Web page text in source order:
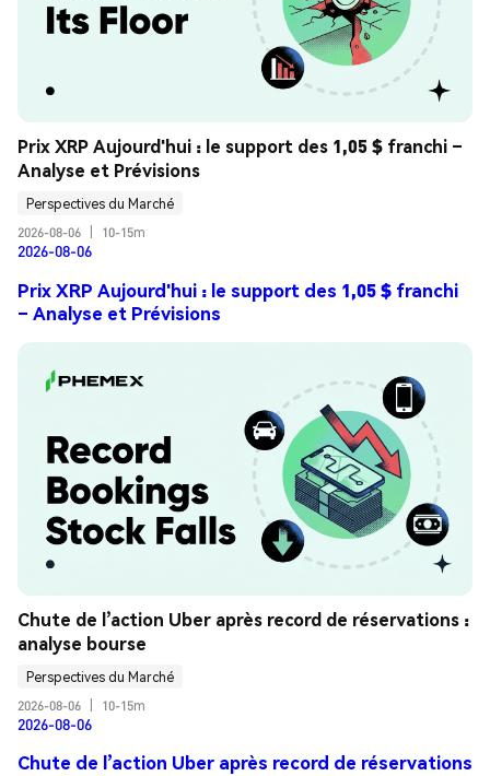
Prix XRP Aujourd'hui : le support des 1,05 $ franchi –
Analyse et Prévisions
Perspectives du Marché
2026-08-06
10-15m
2026-08-06
Prix XRP Aujourd'hui : le support des 1,05 $ franchi
– Analyse et Prévisions
Chute de l’action Uber après record de réservations :
analyse bourse
Perspectives du Marché
2026-08-06
10-15m
2026-08-06
Chute de l’action Uber après record de réservations